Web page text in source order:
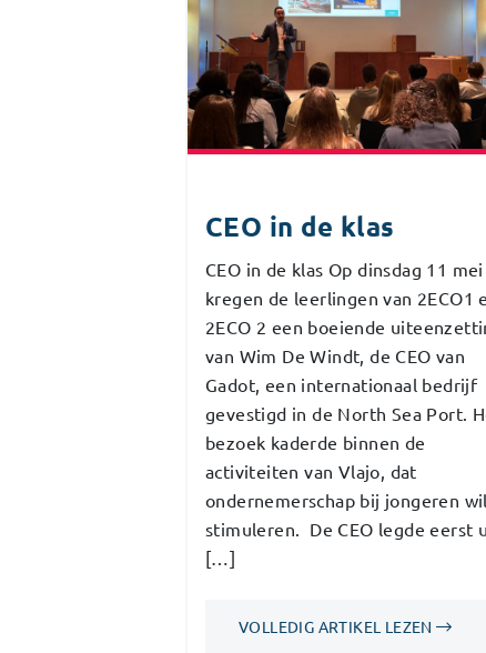
CEO in de klas
CEO in de klas Op dinsdag 11 mei
kregen de leerlingen van 2ECO1
2ECO 2 een boeiende
van Wim De Windt, de CEO van
Gadot, een internationaal bedrijf
gevestigd in de North Sea Port.
bezoek kaderde binnen de
activiteiten van Vlajo, dat
ondernemerschap bij jongeren wil
stimuleren. De CEO legde eerst
[…]
VOLLEDIG ARTIKEL LEZEN